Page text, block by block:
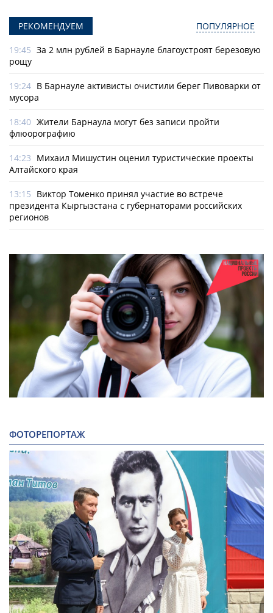
РЕКОМЕНДУЕМ ПОПУЛЯРНОЕ
19:45 За 2 млн рублей в Барнауле благоустроят березовую
рощу
19:24 В Барнауле активисты очистили берег Пивоварки от
мусора
18:40 Жители Барнаула могут без записи пройти
флюорографию
14:23 Михаил Мишустин оценил туристические проекты
Алтайского края
13:15 Виктор Томенко принял участие во встрече
президента Кыргызстана с губернаторами российских
регионов
ФОТОРЕПОРТАЖ